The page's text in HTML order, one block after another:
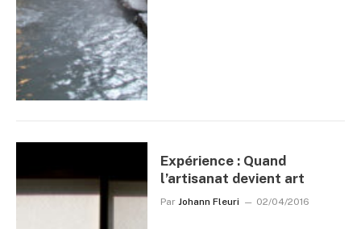
Expérience : Quand
l’artisanat devient art
Par Johann Fleuri 02/04/2016